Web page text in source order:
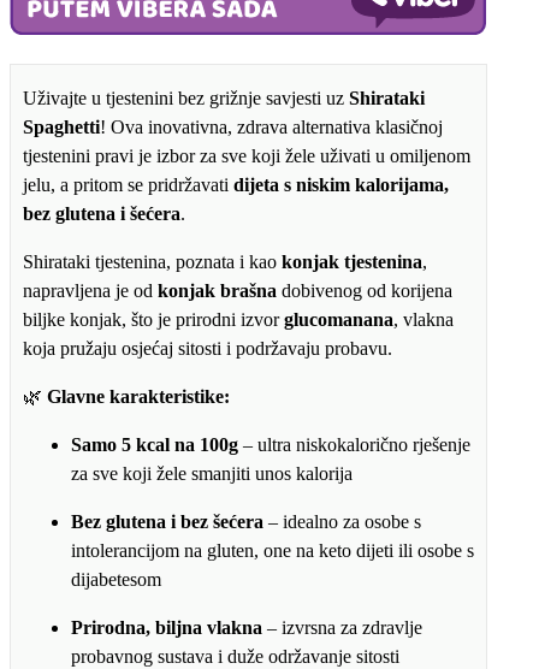
bez
količina
Uživajte u tjestenini bez grižnje savjesti uz Shirataki
Spaghetti! Ova inovativna, zdrava alternativa klasičnoj
tjestenini pravi je izbor za sve koji žele uživati u omiljenom
jelu, a pritom se pridržavati dijeta s niskim kalorijama,
bez glutena i šećera.
Shirataki tjestenina, poznata i kao konjak tjestenina,
napravljena je od konjak brašna dobivenog od korijena
biljke konjak, što je prirodni izvorglucomanana, vlakna
koja pružaju osjećaj sitosti i podržavaju probavu.
🌿 Glavne karakteristike:
Samo 5 kcal na 100g – ultra niskokalorično rješenje
za sve koji žele smanjiti unos kalorija
Bez glutena i bez šećera – idealno za osobe s
intolerancijom na gluten, one na keto dijeti ili osobe s
dijabetesom
Prirodna, biljna vlakna – izvrsna za zdravlje
probavnog sustava i duže održavanje sitosti